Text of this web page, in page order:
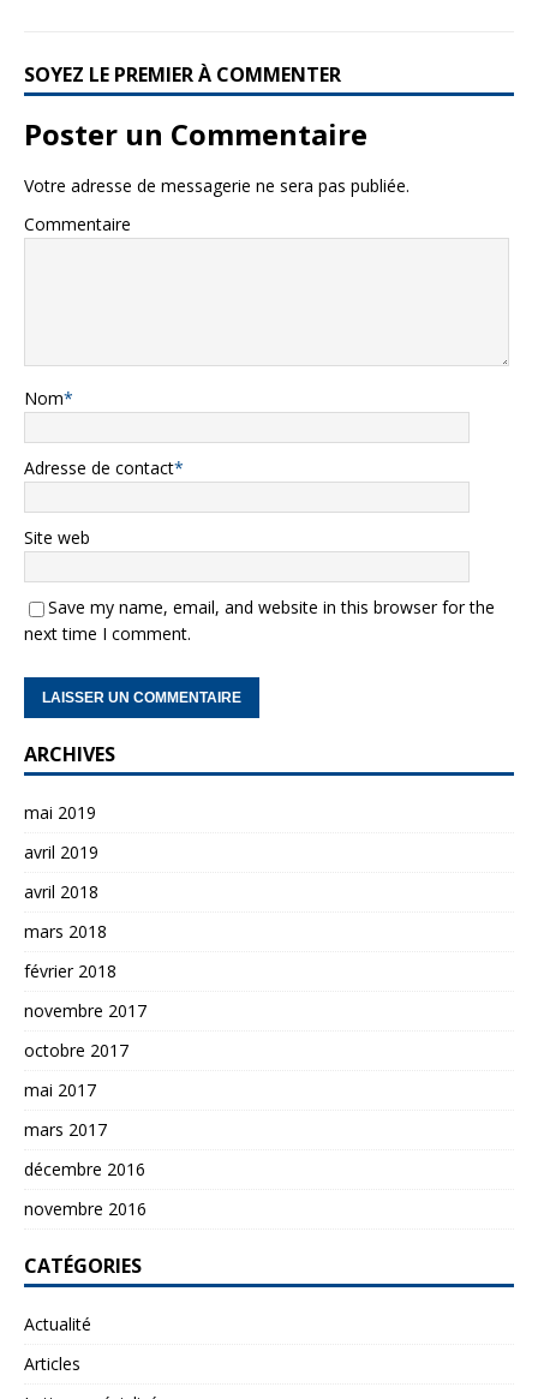
SOYEZ LE PREMIER À COMMENTER
Poster un Commentaire
Votre adresse de messagerie ne sera pas publiée.
Commentaire
Nom*
Adresse de contact*
Site web
Save my name, email, and website in this browser for the
next time I comment.
ARCHIVES
mai 2019
avril 2019
avril 2018
mars 2018
février 2018
novembre 2017
octobre 2017
mai 2017
mars 2017
décembre 2016
novembre 2016
CATÉGORIES
Actualité
Articles